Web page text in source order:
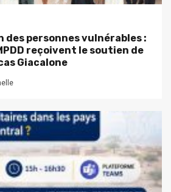
personnes vulnérables :
reçoivent le soutien de
Giacalone